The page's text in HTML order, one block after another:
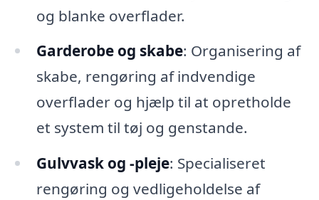
og blanke overflader.
Garderobe og skabe: Organisering af
skabe, rengøring af indvendige
overflader og hjælp til at opretholde
et system til tøj og genstande.
Gulvvask og -pleje: Specialiseret
rengøring og vedligeholdelse af